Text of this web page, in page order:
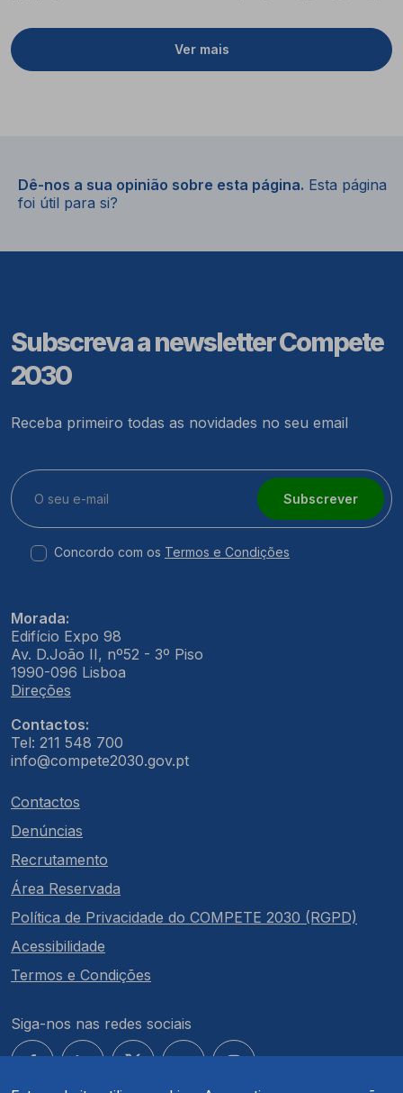
Ver mais
Dê-nos a sua opinião sobre esta página. Esta página
foi útil para si?
Subscreva a newsletter Compete
2030
Receba primeiro todas as novidades no seu email
Subscrever
Concordo com os Termos e Condições
Morada:
Edifício Expo 98
Av. D.João II, nº52 - 3º Piso
1990-096 Lisboa
Direções
Contactos:
Tel: 211 548 700
info@compete2030.gov.pt
Contactos
Denúncias
Recrutamento
Área Reservada
Política de Privacidade do COMPETE 2030 (RGPD)
Acessibilidade
Termos e Condições
Siga-nos nas redes sociais